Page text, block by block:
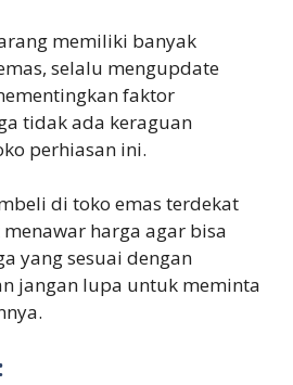
memiliki banyak
selalu mengupdate
faktor
tidak ada keraguan
perhiasan ini.
di toko emas terdekat
harga agar bisa
yang sesuai dengan
jangan lupa untuk meminta